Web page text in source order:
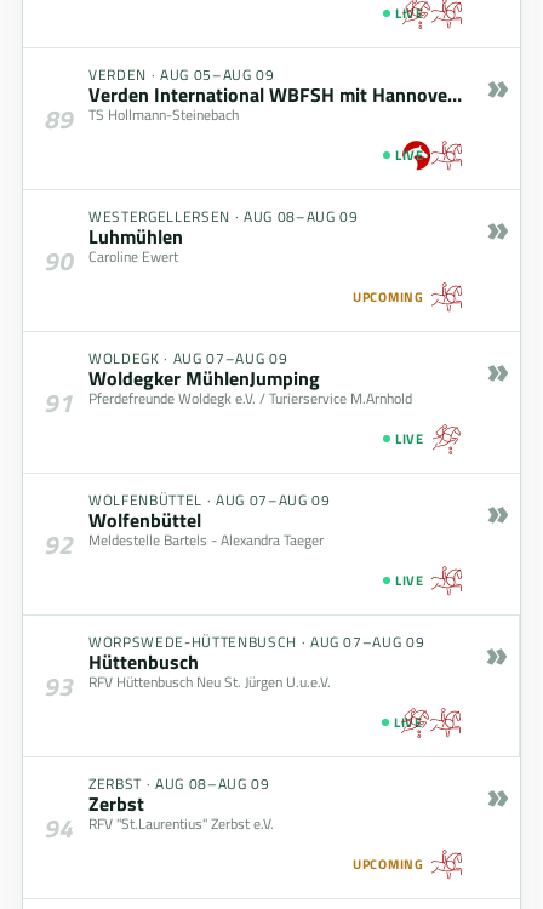
LIVE
89
VERDEN · AUG 05–AUG 09
Verden International WBFSH mit Hannoveraner Championat
TS Hollmann-Steinebach
LIVE
»
90
WESTERGELLERSEN · AUG 08–AUG 09
Luhmühlen
Caroline Ewert
UPCOMING
»
91
WOLDEGK · AUG 07–AUG 09
Woldegker MühlenJumping
Pferdefreunde Woldegk e.V. / Turierservice M.Arnhold
LIVE
»
92
WOLFENBÜTTEL · AUG 07–AUG 09
Wolfenbüttel
Meldestelle Bartels - Alexandra Taeger
LIVE
»
93
WORPSWEDE-HÜTTENBUSCH · AUG 07–AUG 09
Hüttenbusch
RFV Hüttenbusch Neu St. Jürgen U.u.e.V.
LIVE
»
94
ZERBST · AUG 08–AUG 09
Zerbst
RFV "St.Laurentius" Zerbst e.V.
UPCOMING
»